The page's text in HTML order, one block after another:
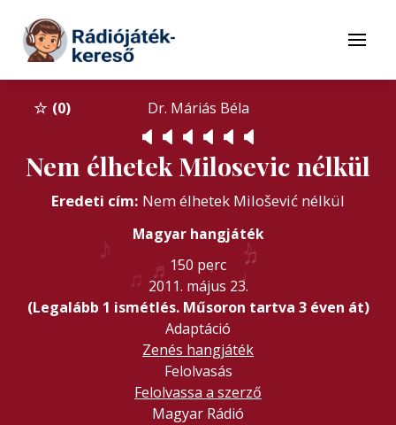
Tovább a tartalomhoz
Menü
0
♪
♫ ♬
♪
♫
♪
♬
Dr. Máriás Béla
🔈 🔈 🔈 🔈 🔈 🔈
Nem élhetek Milosevic nélkül
Eredeti cím: Nem élhetek Milošević nélkül
Magyar hangjáték
150 perc
2011. május 23.
(Legalább 1 ismétlés. Műsoron tartva 3 éven át)
Adaptáció
Zenés hangjáték
Felolvasás
Felolvassa a szerző
Magyar Rádió